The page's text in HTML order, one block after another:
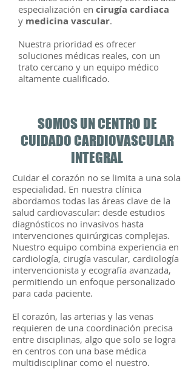
especialización en cirugía cardiaca
y medicina vascular.
Nuestra prioridad es ofrecer
soluciones médicas reales, con un
trato cercano y un equipo médico
altamente cualificado.
SOMOS UN CENTRO DE
CUIDADO CARDIOVASCULAR
INTEGRAL
Cuidar el corazón no se limita a una sola
especialidad. En nuestra clínica
abordamos todas las áreas clave de la
salud cardiovascular: desde estudios
diagnósticos no invasivos hasta
intervenciones quirúrgicas complejas.
Nuestro equipo combina experiencia en
cardiología, cirugía vascular, cardiología
intervencionista y ecografía avanzada,
permitiendo un enfoque personalizado
para cada paciente.
El corazón, las arterias y las venas
requieren de una coordinación precisa
entre disciplinas, algo que solo se logra
en centros con una base médica
multidisciplinar como el nuestro.